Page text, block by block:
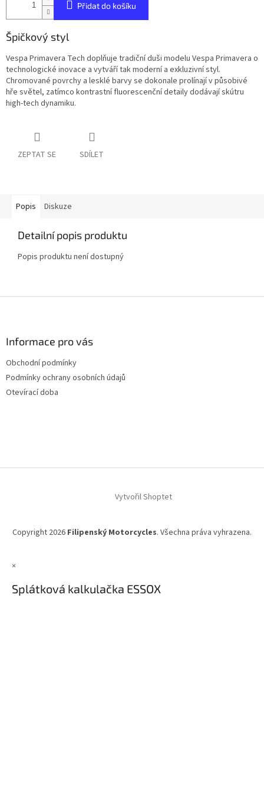
Přidat do košíku
Špičkový styl
Vespa Primavera Tech doplňuje tradiční duši modelu Vespa Primavera o
technologické inovace a vytváří tak moderní a exkluzivní styl.
Chromované povrchy a lesklé barvy se dokonale prolínají v působivé
hře světel, zatímco kontrastní fluorescenční detaily dodávají skútru
high-tech dynamiku.
ZEPTAT SE SDÍLET
Popis Diskuze
Detailní popis produktu
Popis produktu není dostupný
Informace pro vás
Obchodní podmínky
Podmínky ochrany osobních údajů
Otevírací doba
Vytvořil Shoptet
Copyright 2026 Filipenský Motorcycles. Všechna práva vyhrazena.
×
Splátková kalkulačka ESSOX